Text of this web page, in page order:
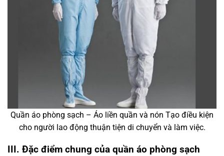
Quần áo phòng sạch – Áo liền quần và nón Tạo điều kiện
cho người lao động thuận tiện di chuyển và làm việc.
III. Đặc điểm chung của quần áo phòng sạch